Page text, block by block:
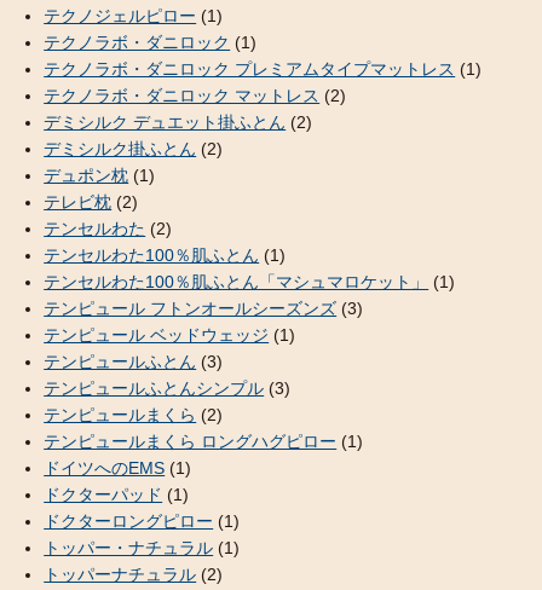
テクノジェルピロー (1)
テクノラボ・ダニロック (1)
テクノラボ・ダニロック プレミアムタイプマットレス (1)
テクノラボ・ダニロック マットレス (2)
デミシルク デュエット掛ふとん (2)
デミシルク掛ふとん (2)
デュポン枕 (1)
テレビ枕 (2)
テンセルわた (2)
テンセルわた100％肌ふとん (1)
テンセルわた100％肌ふとん「マシュマロケット」
(1)
テンピュール フトンオールシーズンズ (3)
テンピュール ベッドウェッジ (1)
テンピュールふとん (3)
テンピュールふとんシンプル (3)
テンピュールまくら (2)
テンピュールまくら ロングハグピロー (1)
ドイツへのEMS (1)
ドクターパッド (1)
ドクターロングピロー (1)
トッパー・ナチュラル (1)
トッパーナチュラル (2)